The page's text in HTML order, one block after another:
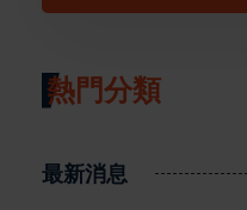
熱門分類
最新消息